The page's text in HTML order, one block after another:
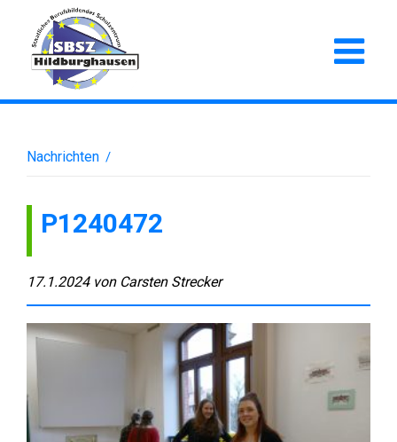
Nachrichten /
P1240472
17.1.2024 von Carsten Strecker